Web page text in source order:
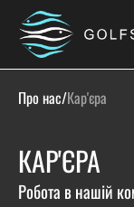
Про нас/Кар'єра
КАР'ЄРА
Робота в нашій